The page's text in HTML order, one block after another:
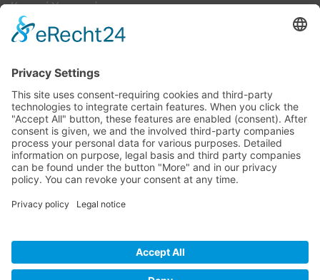
Κουμπί Υπαναχώρησης
ΟΔΗΓΟΣ ΜΕΓΕΘΩΝ
Camper Οδηγός Μεγεθών
ΤΕΧΝΟΛΟΓΙΑ
Τεχνολογία
On
Delivery
TransferCard
Visa
Electron
Powered by Meddshoes©